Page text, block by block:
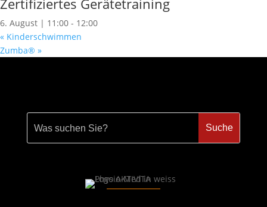
6. August | 11:00 - 12:00
« Kinderschwimmen
Zumba® »